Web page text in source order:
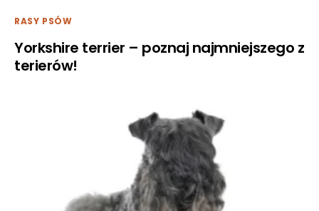
RASY PSÓW
Yorkshire terrier – poznaj najmniejszego z
terierów!